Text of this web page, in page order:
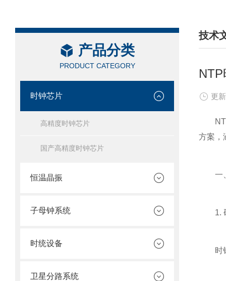
产品分类
PRODUCT CATEGORY
时钟芯片
高精度时钟芯片
国产高精度时钟芯片
恒温晶振
子母钟系统
时统设备
卫星分路系统
技术
/
更
NTP
方案，
一、
1. 硬
时钟